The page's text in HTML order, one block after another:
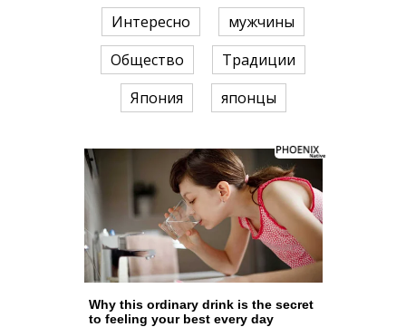
Интересно
мужчины
Общество
Традиции
Япония
японцы
Why this ordinary drink is the secret
to feeling your best every day